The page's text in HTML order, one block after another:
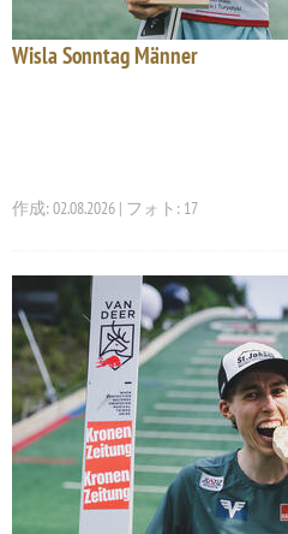
Wisla Sonntag Männer
作成: 02.08.2026 | フォト: 17